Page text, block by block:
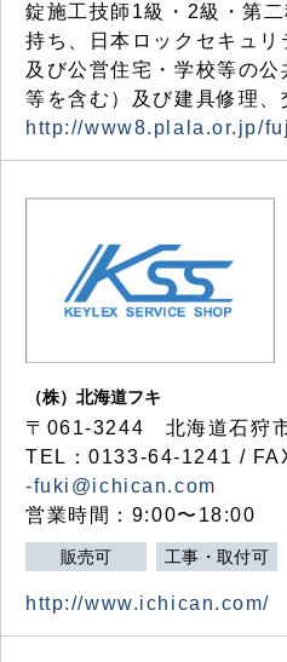
錠施工技師1級・2級・第
持ち、日本ロックセキュ
及び公営住宅・学校等の
等を含む）及び建具修理、
http://www8.plala.or.jp/
（株）北海道フキ
〒061-3244 北海道石狩
TEL：0133-64-1241 /
-fuki@ichican.com
営業時間：9:00〜18:00
販売可 工事・取付可
http://www.ichican.com/